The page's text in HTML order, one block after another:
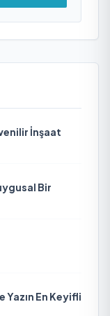
İnşaat
Bir
Yazın En Keyifli